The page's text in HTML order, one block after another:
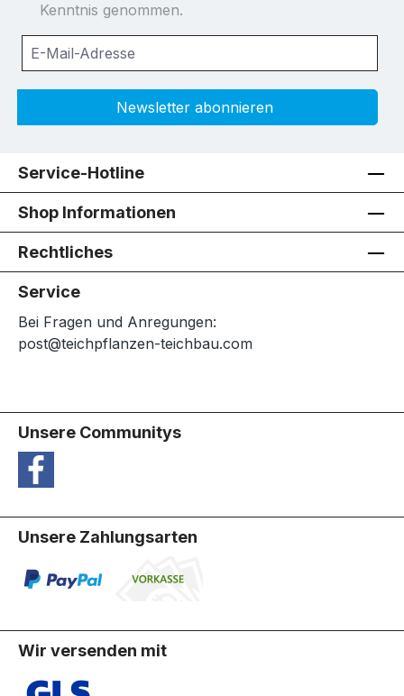
Kenntnis genommen.
Newsletter abonnieren
Service-Hotline
Shop Informationen
Rechtliches
Service
Bei Fragen und Anregungen:
post@teichpflanzen-teichbau.com
Unsere Communitys
Unsere Zahlungsarten
Wir versenden mit